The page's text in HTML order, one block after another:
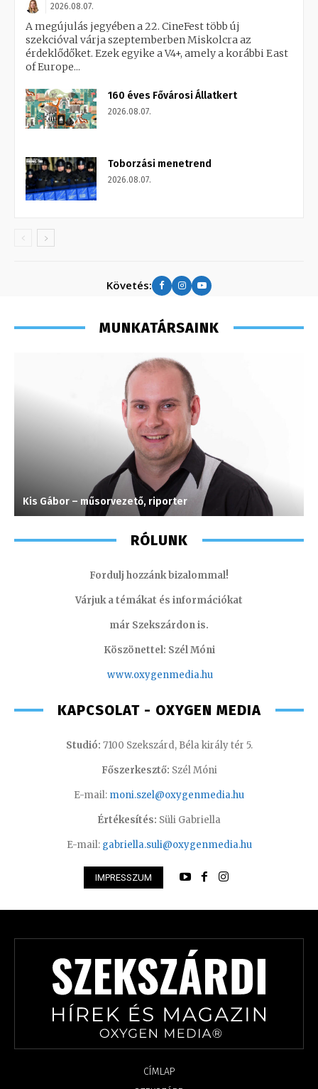
2026.08.07.
A megújulás jegyében a 22. CineFest több új
szekcióval várja szeptemberben Miskolcra az
érdeklődőket. Ezek egyike a V4+, amely a korábbi East
of Europe...
160 éves Fővárosi Állatkert
2026.08.07.
Toborzási menetrend
2026.08.07.
Követés:
MUNKATÁRSAINK
Kis Gábor – műsorvezető, riporter
RÓLUNK
Fordulj hozzánk bizalommal!
Várjuk a témákat és információkat
már Szekszárdon is.
Köszönettel: Szél Móni
www.oxygenmedia.hu
KAPCSOLAT - OXYGEN MEDIA
Studió: 7100 Szekszárd, Béla király tér 5.
Főszerkesztő: Szél Móni
E-mail: moni.szel@oxygenmedia.hu
Értékesítés: Süli Gabriella
E-mail: gabriella.suli@oxygenmedia.hu
IMPRESSZUM
CÍMLAP